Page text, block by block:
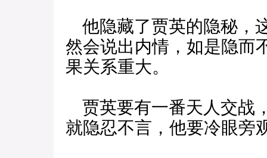
他隐藏了贾英的隐秘，
然会说出内情，如是隐而
果关系重大。
贾英要有一番天人交战
就隐忍不言，他要冷眼旁